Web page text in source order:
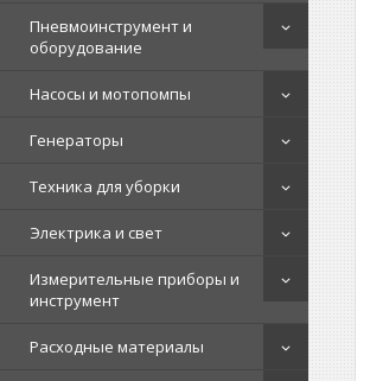
Пневмоинструмент и
оборудование
Насосы и мотопомпы
Генераторы
Техника для уборки
Электрика и свет
Измерительные приборы и
инструмент
Расходные материалы